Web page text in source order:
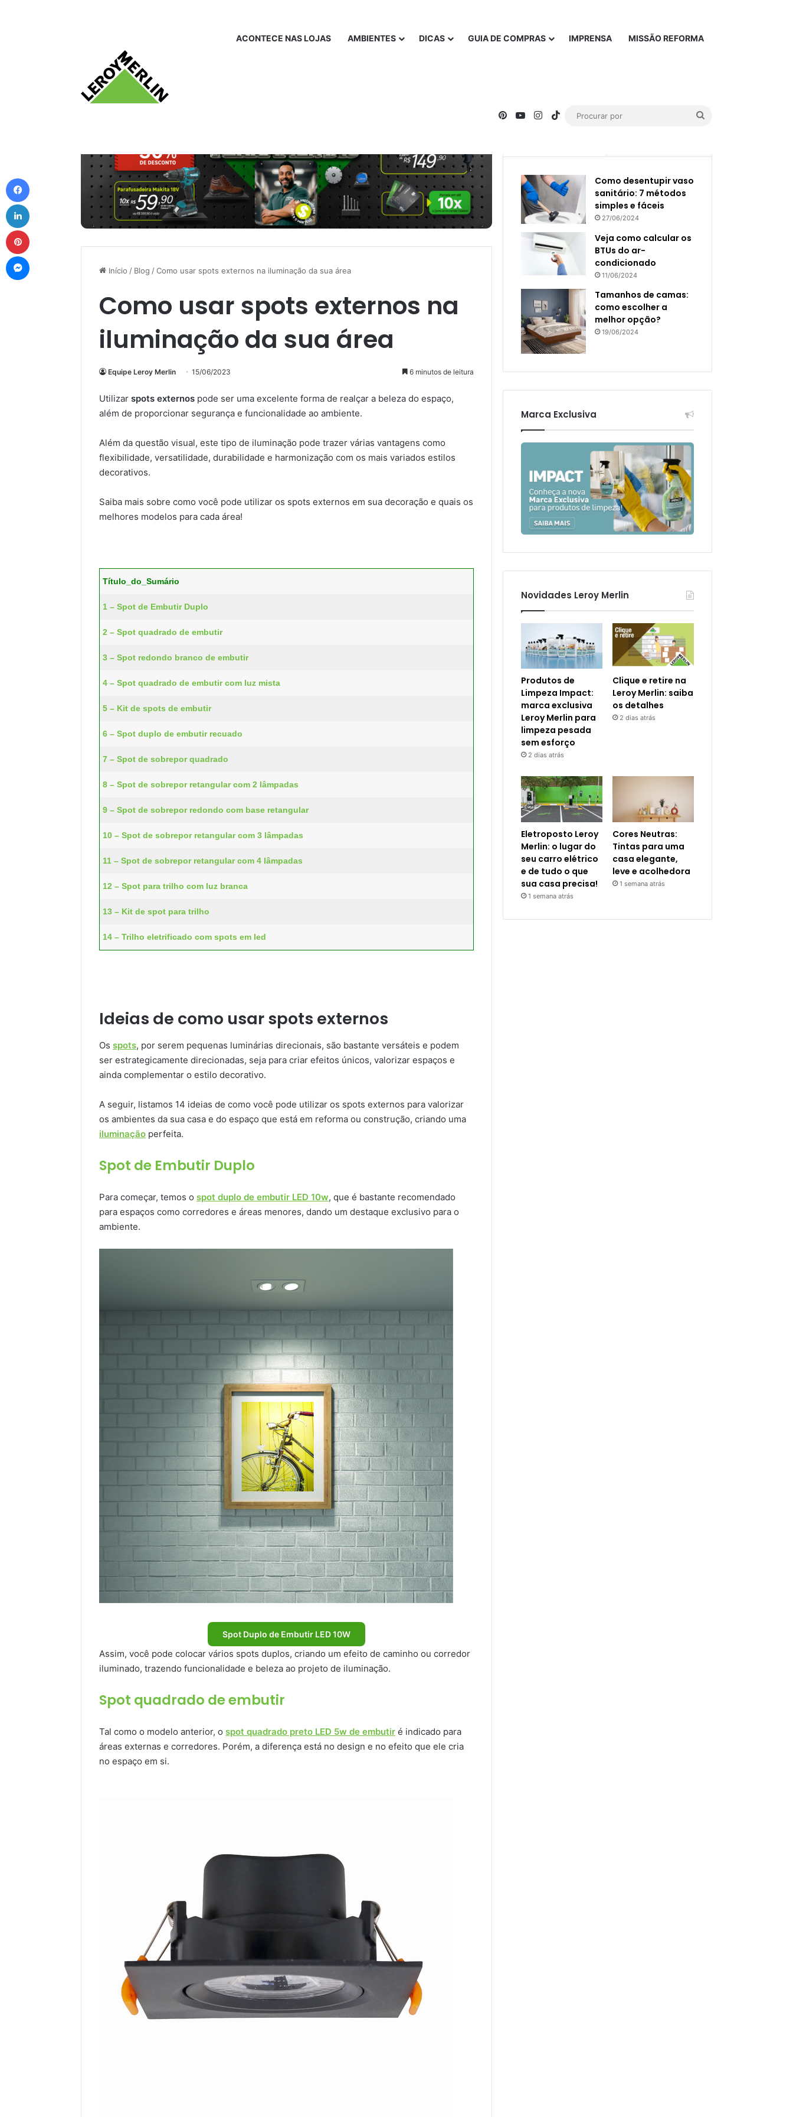
ACONTECE NAS LOJAS AMBIENTES DICAS GUIA DE COMPRAS IMPRENSA MISSÃO REFORMA
PinterestYouTubeInstagram
TikTok
Início / Blog /Como usar spots externos na iluminação da sua área
Como usar spots externos na
iluminação da sua área
Equipe Leroy Merlin 15/06/2023 6 minutos de leitura
Utilizar spots externos pode ser uma excelente forma de realçar a beleza do espaço,
além de proporcionar segurança e funcionalidade ao ambiente.
Além da questão visual, este tipo de iluminação pode trazer várias vantagens como
flexibilidade, versatilidade, durabilidade e harmonização com os mais variados estilos
decorativos.
Saiba mais sobre como você pode utilizar os spots externos em sua decoração e quais os
melhores modelos para cada área!
Título_do_Sumário
1 – Spot de Embutir Duplo
2 – Spot quadrado de embutir
3 – Spot redondo branco de embutir
4 – Spot quadrado de embutir com luz mista
5 – Kit de spots de embutir
6 – Spot duplo de embutir recuado
7 – Spot de sobrepor quadrado
8 – Spot de sobrepor retangular com 2 lâmpadas
9 – Spot de sobrepor redondo com base retangular
10 – Spot de sobrepor retangular com 3 lâmpadas
11 – Spot de sobrepor retangular com 4 lâmpadas
12 – Spot para trilho com luz branca
13 – Kit de spot para trilho
14 – Trilho eletrificado com spots em led
Ideias de como usar spots externos
Os spots, por serem pequenas luminárias direcionais, são bastante versáteis e podem
ser estrategicamente direcionadas, seja para criar efeitos únicos, valorizar espaços e
ainda complementar o estilo decorativo.
A seguir, listamos 14 ideias de como você pode utilizar os spots externos para valorizar
os ambientes da sua casa e do espaço que está em reforma ou construção, criando uma
iluminação perfeita.
Spot de Embutir Duplo
Para começar, temos o spot duplo de embutir LED 10w, que é bastante recomendado
para espaços como corredores e áreas menores, dando um destaque exclusivo para o
ambiente.
Spot Duplo de Embutir LED 10W
Assim, você pode colocar vários spots duplos, criando um efeito de caminho ou corredor
iluminado, trazendo funcionalidade e beleza ao projeto de iluminação.
Spot quadrado de embutir
Tal como o modelo anterior, o spot quadrado preto LED 5w de embutir é indicado para
áreas externas e corredores. Porém, a diferença está no design e no efeito que ele cria
no espaço em si.
Como desentupir vaso
sanitário: 7 métodos
simples e fáceis
27/06/2024
Veja como calcular os
BTUs do ar-
condicionado
11/06/2024
Tamanhos de camas:
como escolher a
melhor opção?
19/06/2024
Marca Exclusiva
Novidades Leroy Merlin
Produtos de
Limpeza Impact:
marca exclusiva
Leroy Merlin para
limpeza pesada
sem esforço
2 dias atrás
Clique e retire na
Leroy Merlin: saiba
os detalhes
2 dias atrás
Eletroposto Leroy
Merlin: o lugar do
seu carro elétrico
e de tudo o que
sua casa precisa!
1 semana atrás
Cores Neutras:
Tintas para uma
casa elegante,
leve e acolhedora
1 semana atrás